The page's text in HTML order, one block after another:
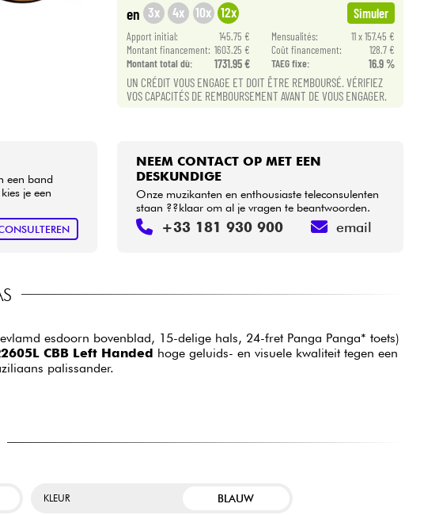
en 3x 4x 10x 12x Simuler
Apport initial: 145.75 € Mensualités:
11 x 157.45 €
Montant financement: 1603.25 € Coût financement:
128.7 €
Montant total dù:
1731.95 € TAEG fixe: 16.9 %
UN CRÉDIT VOUS ENGAGE ET DOIT ÊTRE REMBOURSÉ. VÉRIFIEZ
VOS CAPACITÉS DE REMBOURSEMENT AVANT DE VOUS ENGAGER.
een band
je een
NEEM CONTACT OP MET EEN
DESKUNDIGE
Onze muzikanten en enthousiaste teleconsulenten
staan ??klaar om al je vragen te beantwoorden.
+33 181 930 900 email
esdoorn bovenblad, 15-delige hals, 24-fret Panga Panga* toets)
CBB Left Handed hoge geluids- en visuele kwaliteit tegen een
palissander.
KLEUR BLAUW